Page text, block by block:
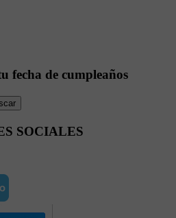
fecha de cumpleaños
SOCIALES